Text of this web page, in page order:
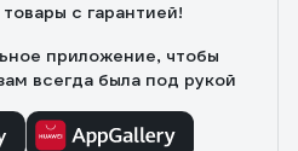
с гарантией!
приложение, чтобы
всегда была под рукой